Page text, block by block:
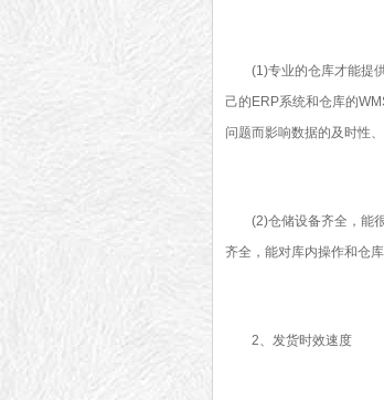
(1)专业的仓库才能提供
己的ERP系统和仓库的
问题而影响数据的及时性
(2)仓储设备齐全，能很
齐全，能对库内操作和仓
2、发货时效速度